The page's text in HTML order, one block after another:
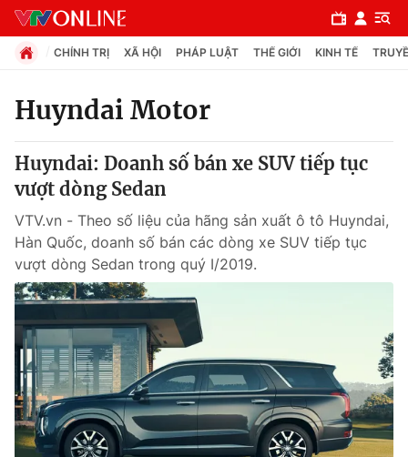
Chuyên mục
Chính trị
Xã hội
Pháp luật
Y tế
Thế giới
Tin tức
Kinh tế
CHÍNH TRỊ XÃ HỘI PHÁP LUẬT THẾ GIỚI KINH TẾ
Huyndai Motor
Huyndai: Doanh số bán xe SUV tiếp tục
vượt dòng Sedan
VTV.vn - Theo số liệu của hãng sản xuất ô tô Huyndai,
Hàn Quốc, doanh số bán các dòng xe SUV tiếp tục
vượt dòng Sedan trong quý I/2019.